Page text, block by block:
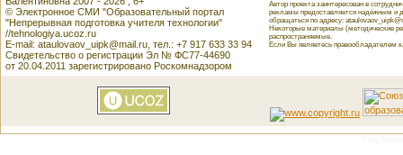
© Электронное СМИ "Образовательный портал
"Непрерывная подготовка учителя технологии"
//tehnologiya.ucoz.ru
E-mail: ataulovaov_uipk@mail.ru, тел.: +7 917 633 33 94
Свидетельство о регистрации Эл № ФС77-44690
от 20.04.2011 зарегистрировано Роскомнадзором
Автор проекта заинтересован в
рекламы предоставляется надёжным и
обращаться по адресу:
Некоторые материалы (методические
распространяемые.
Если Вы являетесь правообладателем